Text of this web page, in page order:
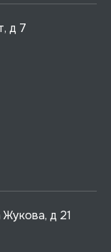
д 7
д 21